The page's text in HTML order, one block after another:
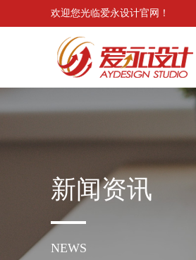
欢迎您光临爱永设计官网！
新闻资讯
NEWS